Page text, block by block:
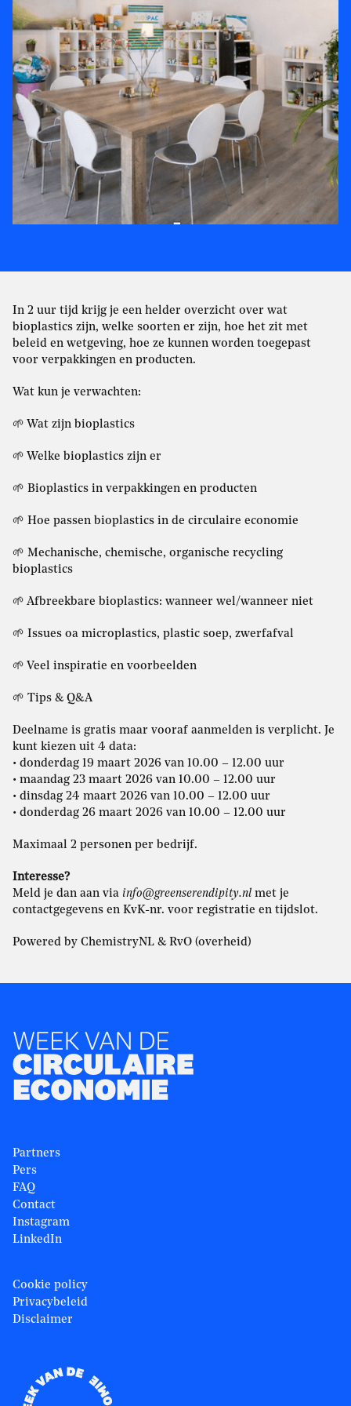
In 2 uur tijd krijg je een helder overzicht over wat
bioplastics zijn, welke soorten er zijn, hoe het zit met
beleid en wetgeving, hoe ze kunnen worden toegepast
voor verpakkingen en producten.
Wat kun je verwachten:
🌱 Wat zijn bioplastics
🌱 Welke bioplastics zijn er
🌱 Bioplastics in verpakkingen en producten
🌱 Hoe passen bioplastics in de circulaire economie
🌱 Mechanische, chemische, organische recycling
bioplastics
🌱 Afbreekbare bioplastics: wanneer wel/wanneer niet
🌱 Issues oa microplastics, plastic soep, zwerfafval
🌱 Veel inspiratie en voorbeelden
🌱 Tips & Q&A
Deelname is gratis maar vooraf aanmelden is verplicht. Je
kunt kiezen uit 4 data:
• donderdag 19 maart 2026 van 10.00 – 12.00 uur
• maandag 23 maart 2026 van 10.00 – 12.00 uur
• dinsdag 24 maart 2026 van 10.00 – 12.00 uur
• donderdag 26 maart 2026 van 10.00 – 12.00 uur
Maximaal 2 personen per bedrijf.
Interesse?
Meld je dan aan via info@greenserendipity.nl met je
contactgegevens en KvK-nr. voor registratie en tijdslot.
Powered by ChemistryNL & RvO (overheid)
Partners
Pers
FAQ
Contact
Instagram
LinkedIn
Cookie policy
Privacybeleid
Disclaimer